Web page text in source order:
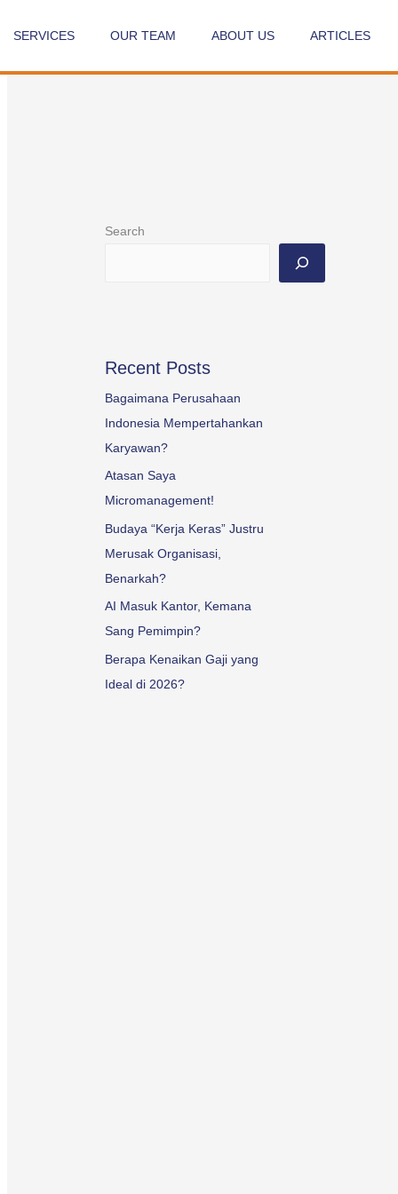
SERVICES OUR TEAM ABOUT US ARTICLES
Search
Recent Posts
Bagaimana Perusahaan
Indonesia Mempertahankan
Karyawan?
Atasan Saya
Micromanagement!
Budaya “Kerja Keras” Justru
Merusak Organisasi,
Benarkah?
AI Masuk Kantor, Kemana
Sang Pemimpin?
Berapa Kenaikan Gaji yang
Ideal di 2026?